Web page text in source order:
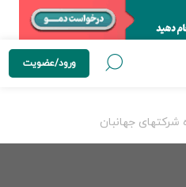
ورود/عضویت
شرکتهای جهانبان